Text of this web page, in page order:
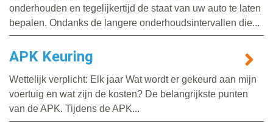
onderhouden en tegelijkertijd de staat van uw auto te laten
bepalen. Ondanks de langere onderhoudsintervallen die...
APK Keuring
Wettelijk verplicht: Elk jaar Wat wordt er gekeurd aan mijn
voertuig en wat zijn de kosten? De belangrijkste punten
van de APK. Tijdens de APK...